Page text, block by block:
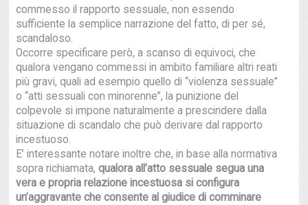
commesso il rapporto sessuale, non essendo
sufficiente la semplice narrazione del fatto, di per sé,
scandaloso.
Occorre specificare però, a scanso di equivoci, che
qualora vengano commessi in ambito familiare altri reati
più gravi, quali ad esempio quello di “violenza sessuale”
o “atti sessuali con minorenne”, la punizione del
colpevole si impone naturalmente a prescindere dalla
situazione di scandalo che può derivare dal rapporto
incestuoso.
E’ interessante notare inoltre che, in base alla normativa
sopra richiamata, qualora all’atto sessuale segua una
vera e propria relazione incestuosa si configura
un’aggravante che consente al giudice di comminare